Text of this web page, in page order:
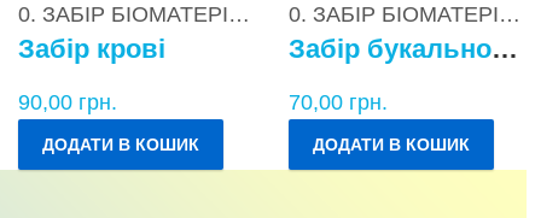
0. ЗАБІР БІОМАТЕРІАЛІВ
Забір крові
90,00 грн.
ДОДАТИ В КОШИК
0. ЗАБІР БІОМАТЕРІАЛІВ
Забір букального епітелію
70,00 грн.
ДОДАТИ В КОШИК